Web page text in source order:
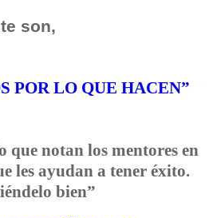
son,
POR LO QUE HACEN”
que notan los mentores en
les ayudan a tener éxito.
bien”